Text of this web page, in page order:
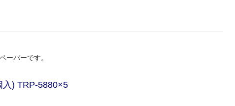
ーパーです。
) TRP‐5880×5